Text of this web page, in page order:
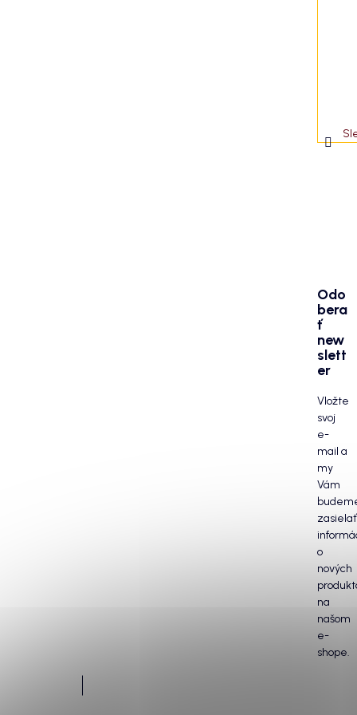
Odo
bera
ť
new
slett
er
Vložte
svoj
e-
mail a
my
Vám
zasielať
o
nových
na
našom
e-
shope.